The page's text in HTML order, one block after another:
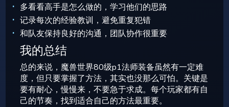
多看看高手是怎么做的，学习他们的思路
记录每次的经验教训，避免重复犯错
和队友保持良好的沟通，团队协作很重要
我的总结
总的来说，魔兽世界80级p1法师装备虽然有一定难
度，但只要掌握了方法，其实也没那么可怕。关键是
要有耐心，慢慢来，不要急于求成。每个玩家都有自
己的节奏，找到适合自己的方法最重要。